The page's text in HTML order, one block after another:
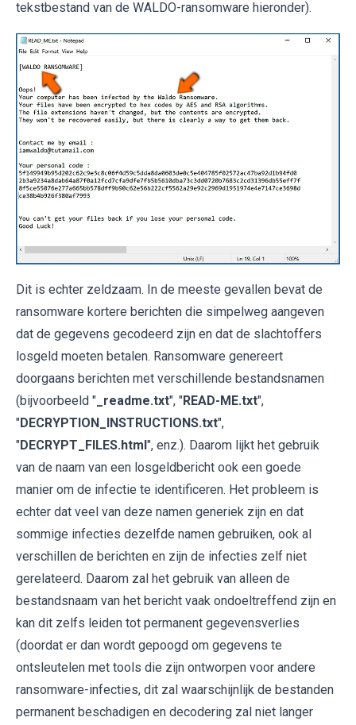
tekstbestand van de WALDO-ransomware hieronder).
Dit is echter zeldzaam. In de meeste gevallen bevat de
ransomware kortere berichten die simpelweg aangeven
dat de gegevens gecodeerd zijn en dat de slachtoffers
losgeld moeten betalen. Ransomware genereert
doorgaans berichten met verschillende bestandsnamen
(bijvoorbeeld " _readme.txt", "READ-ME.txt",
"DECRYPTION_INSTRUCTIONS.txt",
"DECRYPT_FILES.html", enz.). Daarom lijkt het gebruik
van de naam van een losgeldbericht ook een goede
manier om de infectie te identificeren. Het probleem is
echter dat veel van deze namen generiek zijn en dat
sommige infecties dezelfde namen gebruiken, ook al
verschillen de berichten en zijn de infecties zelf niet
gerelateerd. Daarom zal het gebruik van alleen de
bestandsnaam van het bericht vaak ondoeltreffend zijn en
kan dit zelfs leiden tot permanent gegevensverlies
(doordat er dan wordt gepoogd om gegevens te
ontsleutelen met tools die zijn ontworpen voor andere
ransomware-infecties, dit zal waarschijnlijk de bestanden
permanent beschadigen en decodering zal niet langer